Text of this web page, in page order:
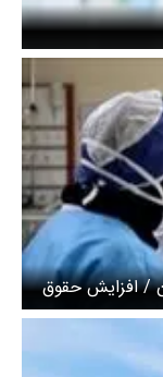
/ افزایش حقوق